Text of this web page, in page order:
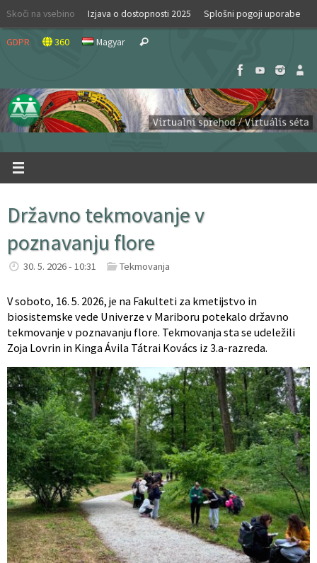
Skip
content
Skoči na vsebino Izjava o dostopnosti 2025 Splošni pogoji uporabe
GDPR 360 Magyar Search
Državno tekmovanje v
poznavanju flore
30. 5. 2026 - 10:31 Tekmovanja
V soboto, 16. 5. 2026, je na Fakulteti za kmetijstvo in
biosistemske vede Univerze v Mariboru potekalo državno
tekmovanje v poznavanju flore. Tekmovanja sta se udeležili
Zoja Lovrin in Kinga Ávila Tátrai Kovács iz 3.a-razreda.